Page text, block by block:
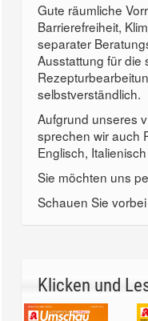
Gute räumliche
Barrierefreiheit,
separater
Ausstattung für die
selbstverständlich.
Aufgrund unseres
sprechen wir auch
Englisch,
Sie möchten uns
Schauen Sie
Klicken und